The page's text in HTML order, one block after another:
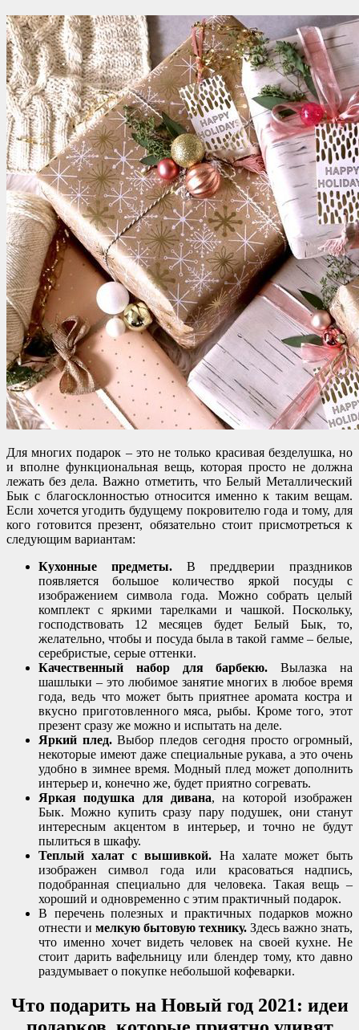
Для многих подарок – это не только красивая безделушка, но
и вполне функциональная вещь, которая просто не должна
лежать без дела. Важно отметить, что Белый Металлический
Бык с благосклонностью относится именно к таким вещам.
Если хочется угодить будущему покровителю года и тому, для
кого готовится презент, обязательно стоит присмотреться к
следующим вариантам:
Кухонные предметы. В преддверии праздников
появляется большое количество яркой посуды с
изображением символа года. Можно собрать целый
комплект с яркими тарелками и чашкой. Поскольку,
господствовать 12 месяцев будет Белый Бык, то,
желательно, чтобы и посуда была в такой гамме – белые,
серебристые, серые оттенки.
Качественный набор для барбекю. Вылазка на
шашлыки – это любимое занятие многих в любое время
года, ведь что может быть приятнее аромата костра и
вкусно приготовленного мяса, рыбы. Кроме того, этот
презент сразу же можно и испытать на деле.
Яркий плед.Выбор пледов сегодня просто огромный,
некоторые имеют даже специальные рукава, а это очень
удобно в зимнее время. Модный плед может дополнить
интерьер и, конечно же, будет приятно согревать.
Яркая подушка для дивана, на которой изображен
Бык. Можно купить сразу пару подушек, они станут
интересным акцентом в интерьер, и точно не будут
пылиться в шкафу.
Теплый халат с вышивкой. На халате может быть
изображен символ года или красоваться надпись,
подобранная специально для человека. Такая вещь –
хороший и одновременно с этим практичный подарок.
В перечень полезных и практичных подарков можно
отнести и мелкую бытовую технику. Здесь важно знать,
что именно хочет видеть человек на своей кухне. Не
стоит дарить вафельницу или блендер тому, кто давно
раздумывает о покупке небольшой кофеварки.
Что подарить на Новый год 2021: идеи